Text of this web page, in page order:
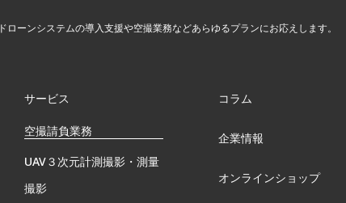
ドローンシステムの導入支援や空撮業務などあらゆるプランにお応えします。
サービス
空撮請負業務
UAV３次元計測撮影・測量
撮影
コラム
企業情報
オンラインショップ